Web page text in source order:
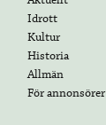
Idrott
Kultur
Historia
Allmän
För annonsörer